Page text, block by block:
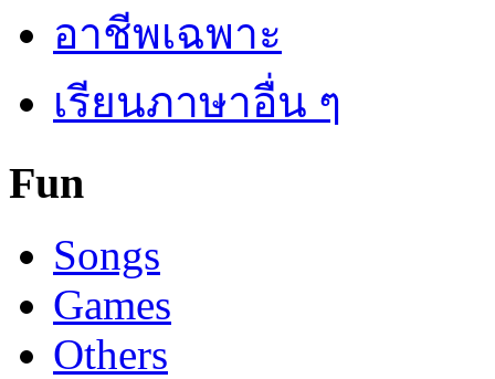
อาชีพเฉพาะ
เรียนภาษาอื่น ๆ
Fun
Songs
Games
Others